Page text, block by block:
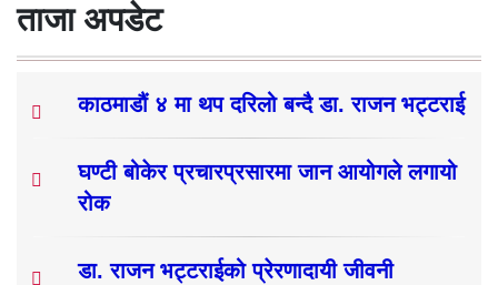
ताजा अपडेट
काठमाडौं ४ मा थप दरिलो बन्दै डा. राजन भट्टराई
घण्टी बोकेर प्रचारप्रसारमा जान आयोगले लगायो
रोक
डा. राजन भट्टराईको प्रेरणादायी जीवनी